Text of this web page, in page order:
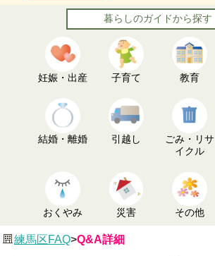
暮らしのガイドから探す
妊娠・出産 子育て 教育
結婚・離婚 引越し
ごみ・リサ
イクル
おくやみ 災害 その他
練馬区FAQ>Q&A詳細